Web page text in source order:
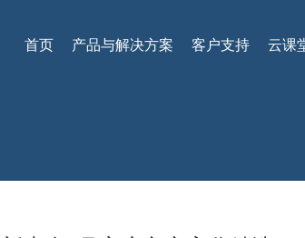
首页 产品与解决方案 客户支持 云课